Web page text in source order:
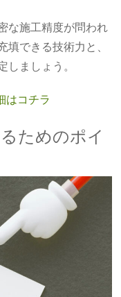
な施工精度が問われ
填できる技術力と、
しましょう。
はコチラ
ためのポイ